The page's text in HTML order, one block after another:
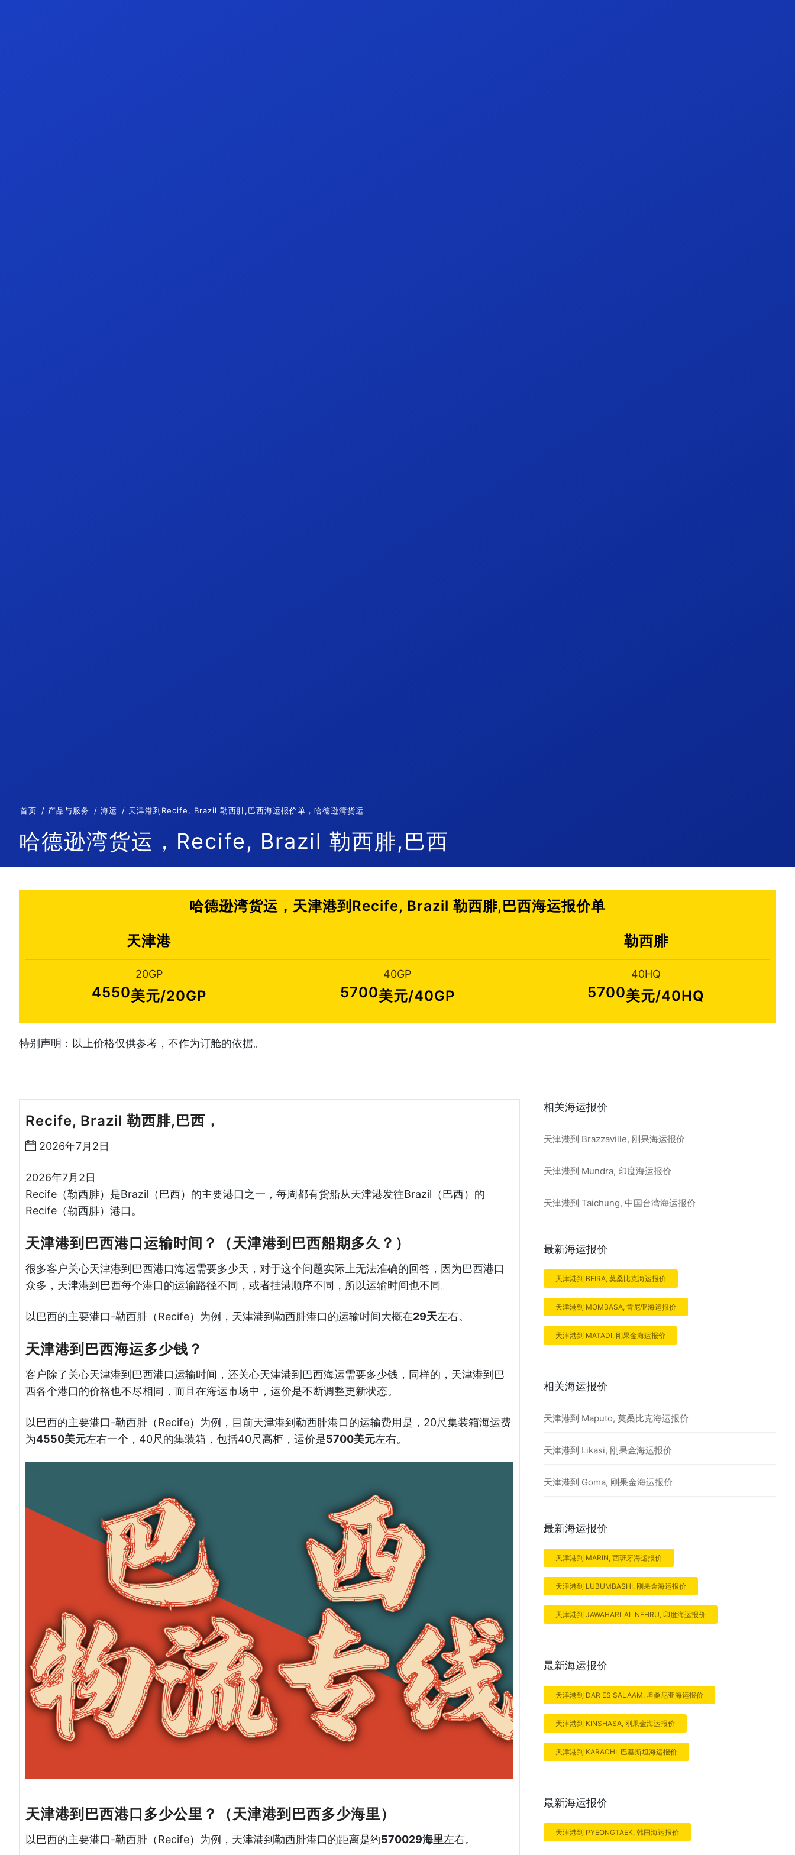
首页 产品与服务 海运 天津港到Recife, Brazil 勒西腓,巴西海运报价单，哈德逊湾货运
哈德逊湾货运，Recife, Brazil 勒西腓,巴西
哈德逊湾货运，天津港到Recife, Brazil 勒西腓,巴西海运报价单
天津港 勒西腓
20GP
4550美元/20GP
40GP
5700美元/40GP
40HQ
5700美元/40HQ
特别声明：以上价格仅供参考，不作为订舱的依据。
Recife, Brazil 勒西腓,巴西，
2026年7月2日
2026年7月2日
Recife（勒西腓）是Brazil（巴西）的主要港口之一，每周都有货船从天津港发往Brazil（巴西）的
Recife（勒西腓）港口。
天津港到巴西港口运输时间？（天津港到巴西船期多久？）
很多客户关心天津港到巴西港口海运需要多少天，对于这个问题实际上无法准确的回答，因为巴西港口
众多，天津港到巴西每个港口的运输路径不同，或者挂港顺序不同，所以运输时间也不同。
以巴西的主要港口-勒西腓（Recife）为例，天津港到勒西腓港口的运输时间大概在29天左右。
天津港到巴西海运多少钱？
客户除了关心天津港到巴西港口运输时间，还关心天津港到巴西海运需要多少钱，同样的，天津港到巴
西各个港口的价格也不尽相同，而且在海运市场中，运价是不断调整更新状态。
以巴西的主要港口-勒西腓（Recife）为例，目前天津港到勒西腓港口的运输费用是，20尺集装箱海运费
为4550美元左右一个，40尺的集装箱，包括40尺高柜，运价是5700美元左右。
天津港到巴西港口多少公里？（天津港到巴西多少海里）
以巴西的主要港口-勒西腓（Recife）为例，天津港到勒西腓港口的距离是约570029海里左右。
相关海运报价
天津港到 Brazzaville, 刚果海运报价
天津港到 Mundra, 印度海运报价
天津港到 Taichung, 中国台湾海运报价
最新海运报价
天津港到 BEIRA, 莫桑比克海运报价
天津港到 MOMBASA, 肯尼亚海运报价
天津港到 MATADI, 刚果金海运报价
相关海运报价
天津港到 Maputo, 莫桑比克海运报价
天津港到 Likasi, 刚果金海运报价
天津港到 Goma, 刚果金海运报价
最新海运报价
天津港到 MARIN, 西班牙海运报价
天津港到 LUBUMBASHI, 刚果金海运报价
天津港到 JAWAHARLAL NEHRU, 印度海运报价
最新海运报价
天津港到 DAR ES SALAAM, 坦桑尼亚海运报价
天津港到 KINSHASA, 刚果金海运报价
天津港到 KARACHI, 巴基斯坦海运报价
最新海运报价
天津港到 PYEONGTAEK, 韩国海运报价